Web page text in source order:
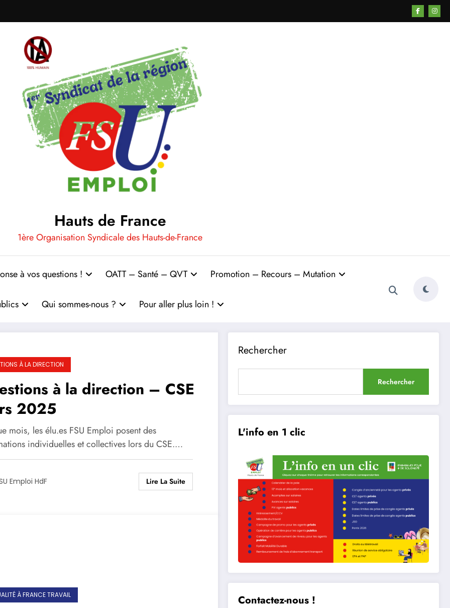
Hauts de France
1ère Organisation Syndicale des Hauts-de-France
à vos questions ! OATT – Santé – QVT Promotion – Recours – Mutation
Qui sommes-nous ? Pour aller plus loin !
À LA DIRECTION
à la direction – CSE
2025
mois, les élu.es FSU Emploi posent des
individuelles et collectives lors du CSE.…
Emploi HdF Lire La Suite
À FRANCE TRAVAIL
Rechercher
Rechercher
L'info en 1 clic
Contactez-nous !